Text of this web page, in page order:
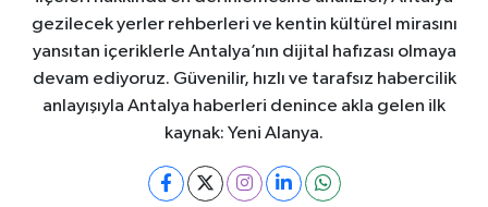
gezilecek yerler rehberleri ve kentin kültürel mirasını
yansıtan içeriklerle Antalya’nın dijital hafızası olmaya
devam ediyoruz. Güvenilir, hızlı ve tarafsız habercilik
anlayışıyla Antalya haberleri denince akla gelen ilk
kaynak: Yeni Alanya.